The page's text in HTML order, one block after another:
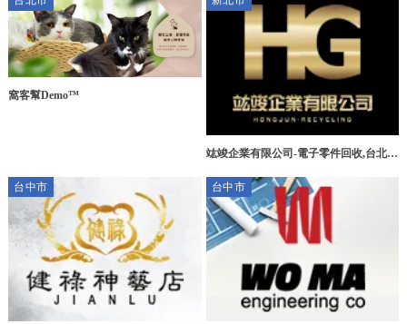
窩客幫Demo™
竑竣企業有限公司-電子零件回收,台北電
電子零件回收
台中市 台中市